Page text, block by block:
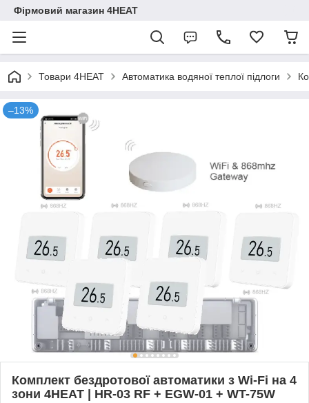
Фірмовий магазин 4HEAT
Товари 4HEAT Автоматика водяної теплої підлоги
–13%
Комплект бездротової автоматики з Wi-Fi на 4
зони 4HEAT | HR-03 RF + EGW-01 + WT-75W